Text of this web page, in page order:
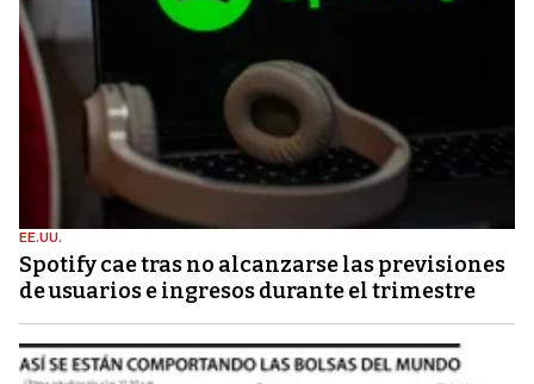
EE.UU.
Spotify cae tras no alcanzarse las previsiones
de usuarios e ingresos durante el trimestre